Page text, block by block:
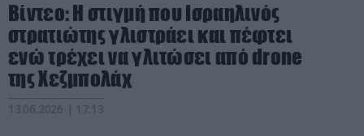
Βίντεο: Η στιγμή που Ισραηλινός
στρατιώτης γλιστράει και πέφτει
ενώ τρέχει να γλιτώσει από drone
της Χεζμπολάχ
13.06.2026 | 17:13